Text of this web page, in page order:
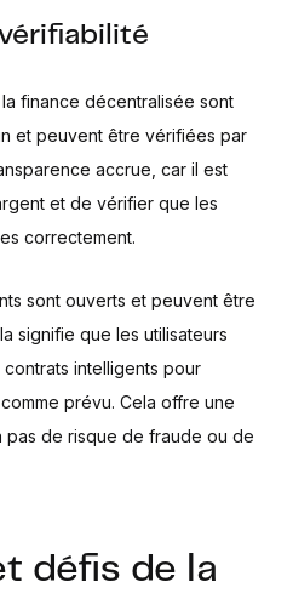
finance décentralisée sont
et peuvent être vérifiées par
accrue, car il est
et de vérifier que les
correctement.
sont ouverts et peuvent être
signifie que les utilisateurs
intelligents pour
prévu. Cela offre une
de risque de fraude ou de
défis de la